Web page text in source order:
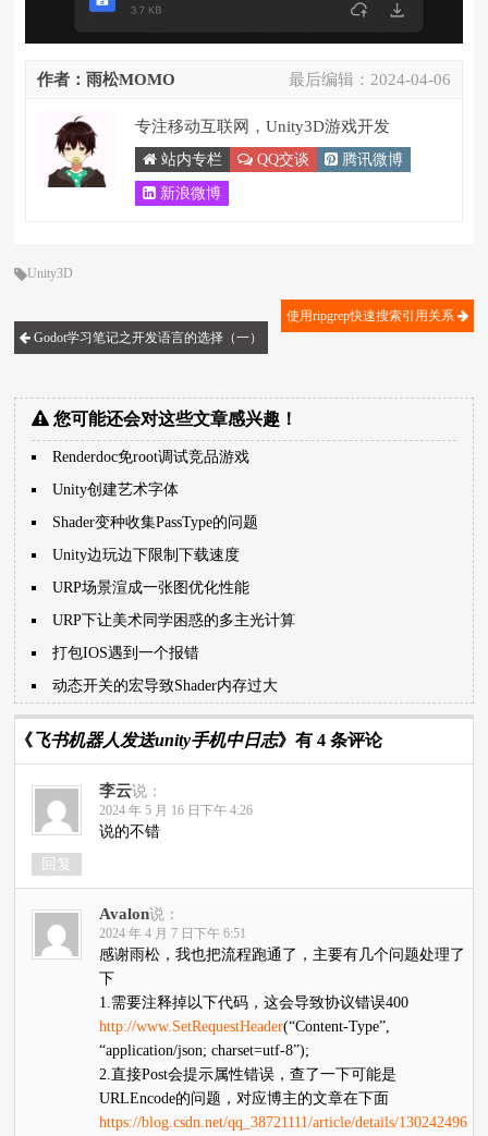
最后编辑： 2024-04-06
作者：雨松MOMO
专注移动互联网，Unity3D游戏开发
站内专栏 QQ交谈 腾讯微博
新浪微博
Unity3D
Godot学习笔记之开发语言的选择（一）
使用ripgrep快速搜索引用关系
您可能还会对这些文章感兴趣！
Renderdoc免root调试竞品游戏
Unity创建艺术字体
Shader变种收集PassType的问题
Unity边玩边下限制下载速度
URP场景渲成一张图优化性能
URP下让美术同学困惑的多主光计算
打包IOS遇到一个报错
动态开关的宏导致Shader内存过大
《 飞书机器人发送unity手机中日志》有 4 条评论
李云说：
2024 年 5 月 16 日下午 4:26
说的不错
回复
Avalon说：
2024 年 4 月 7 日下午 6:51
感谢雨松，我也把流程跑通了，主要有几个问题处理了
下
1.需要注释掉以下代码，这会导致协议错误400
http://www.SetRequestHeader(“Content-Type”,
“application/json; charset=utf-8”);
2.直接Post会提示属性错误，查了一下可能是
URLEncode的问题，对应博主的文章在下面
https://blog.csdn.net/qq_38721111/article/details/130242496